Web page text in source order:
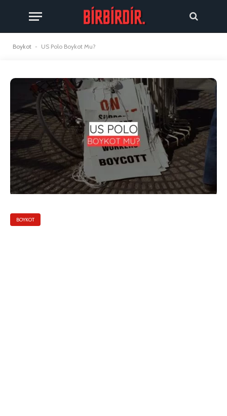
Boykot - US Polo Boykot Mu?
BOYKOT